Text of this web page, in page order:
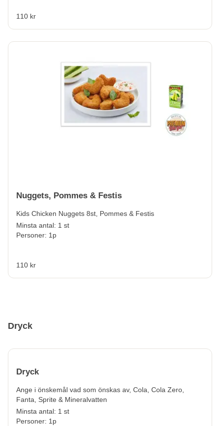
110 kr
Nuggets, Pommes & Festis
Kids Chicken Nuggets 8st, Pommes & Festis
Minsta antal: 1 st
Personer: 1p
110 kr
Dryck
Dryck
Ange i önskemål vad som önskas av, Cola, Cola Zero,
Fanta, Sprite & Mineralvatten
Minsta antal: 1 st
Personer: 1p